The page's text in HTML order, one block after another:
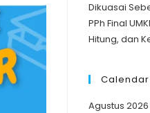
Dikuasai
PPh Final
Hitung, dan
Calendar
Agustus 2026